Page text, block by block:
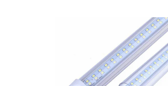
Alimentatoare/Drivere